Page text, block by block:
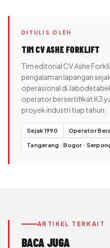
DITULIS OLEH
TIM CV ASHE FORKLIFT
Tim editorial CV Ashe
pengalaman lapangan
operasional di
operator bersertifikat K3
proyek industri tiap tahun.
Sejak 1990 Operator
Tangerang · Bogor ·
ARTIKEL TERKAIT
BACA JUGA